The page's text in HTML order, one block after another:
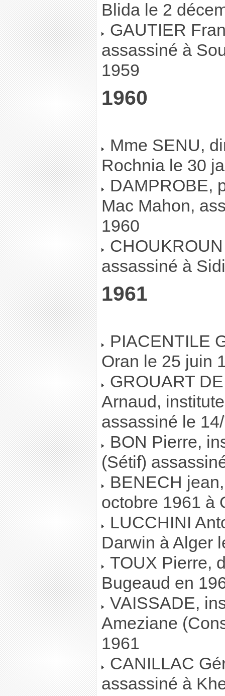
Blida le 2
GAUTIER
assassiné à
1959
1960
Mme SENU,
Rochnia le 30
DAMPROBE,
Mac Mahon,
1960
assassiné à
1961
PIACENTILE
Oran le 25 juin
GROUART
Arnaud,
assassiné le
BON Pierre,
(Sétif)
BENECH
octobre 1961 à
LUCCHINI
Darwin à Alger
TOUX Pierre,
Bugeaud en
VAISSADE,
Ameziane
1961
CANILLAC
assassiné à